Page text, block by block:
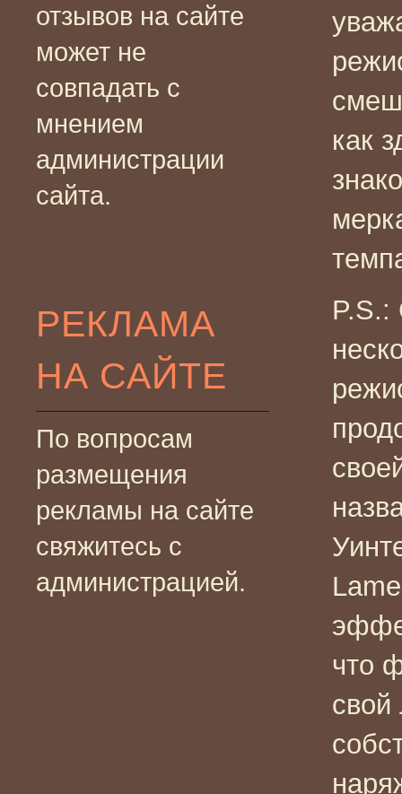
отзывов на сайте
может не
совпадать с
мнением
администрации
сайта.
РЕКЛАМА
НА САЙТЕ
По вопросам
размещения
рекламы на сайте
свяжитесь с
администрацией.
как
P.S.:
что